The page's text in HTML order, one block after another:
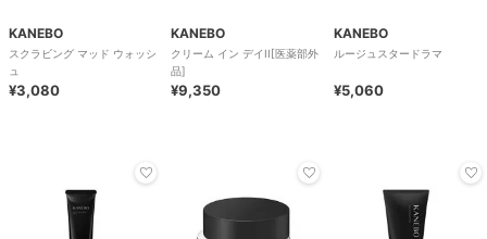
KANEBO
スクラビング マッド ウォッシ
ュ
¥3,080
KANEBO
クリーム イン デイII[医薬部外
品]
¥9,350
KANEBO
ルージュスタードラマ
¥5,060